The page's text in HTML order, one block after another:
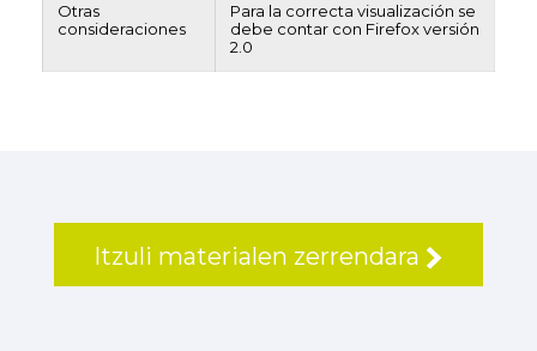
Otras
consideraciones
Para la correcta visualización se
debe contar con Firefox versión
2.0
Itzuli materialen zerrendara